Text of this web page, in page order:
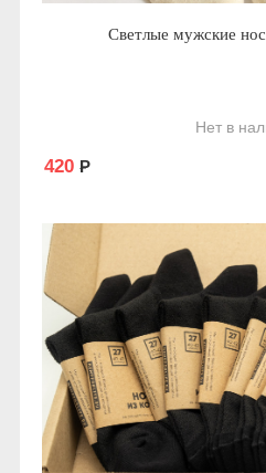
Светлые мужские
Нет в
420 Р